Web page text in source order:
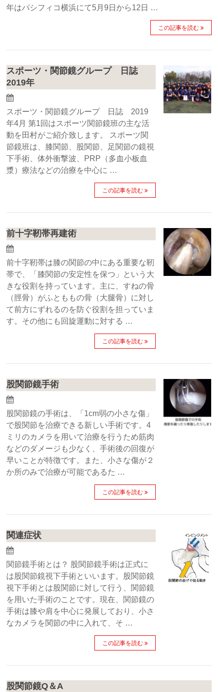
年はパシフィコ横浜にて5月9日から12日 …
この記事を読む
スポーツ・関節鏡グループ 日誌
2019年
スポーツ・関節鏡グループ 日誌 2019
年4月 第1回はスポーツ関節鏡班の主な活
動を田村がご紹介致します。 スポーツ関
節鏡班は、膝関節、股関節、足関節の鏡視
下手術、体外衝撃波、PRP（多血小板血
漿）療法などの治療を中心に …
この記事を読む
前十字靭帯再建術
前十字靭帯は膝の関節の中にある重要な靭
帯で、「膝関節の安定性を保つ」という大
きな役割を持っています。主に、すねの骨
（脛骨）がふとももの骨（大腿骨）に対し
て前方にずれるのを防ぐ役割を担っていま
す。その他にも回旋運動に対する …
この記事を読む
股関節鏡手術
股関節鏡の手術は、「1cm弱の小さな傷」
で股関節を治療できる新しい手術です。4
ミリのカメラを用いて治療を行うため筋肉
などのダメージも少なく、手術後の回復が
早いことが特徴です。また、小さな傷が２
か所のみで治療が可能であるた …
この記事を読む
関連症状
関節鏡手術とは？ 股関節鏡手術は正式に
は股関節鏡視下手術といいます。股関節鏡
視下手術とは股関節に対して行う、関節鏡
を用いた手術のことです。現在、関節鏡の
手術は膝や肩を中心に発展しており、小さ
なカメラを関節の中に入れて、そ …
この記事を読む
股関節鏡Q＆A